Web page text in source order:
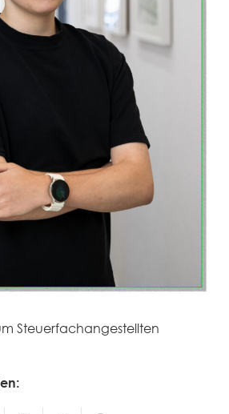
Steuerfachangestellten